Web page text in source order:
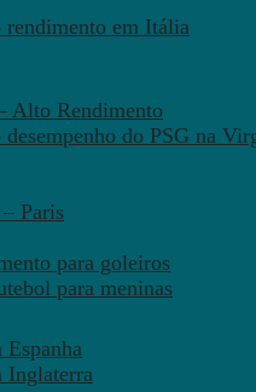
rendimento em Itália
Alto Rendimento
do PSG na
Paris
para goleiros
para meninas
Inglaterra